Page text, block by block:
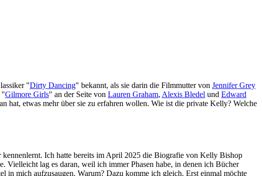
"Dirty Dancing" bekannt, als sie darin die Filmmutter von Jennifer Grey
"Gilmore Girls" an der Seite von Lauren Graham, Alexis Bledel und Edward
hat, etwas mehr über sie zu erfahren wollen. Wie ist die private Kelly? Welche
kennenlernt. Ich hatte bereits im April 2025 die Biografie von Kelly Bishop
Vielleicht lag es daran, weil ich immer Phasen habe, in denen ich Bücher
in mich aufzusaugen. Warum? Dazu komme ich gleich. Erst einmal möchte